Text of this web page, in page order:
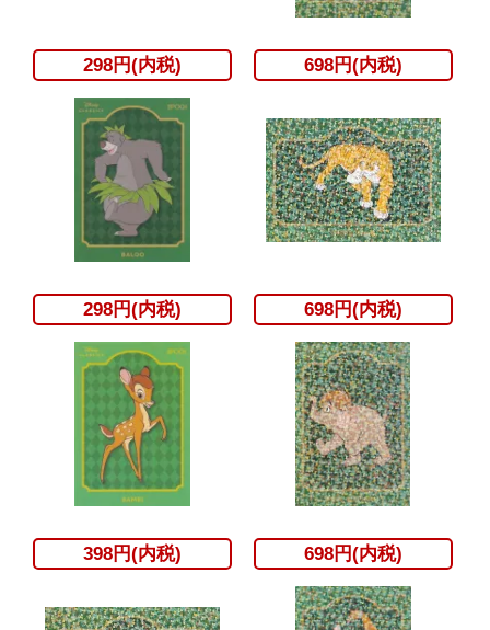
298円(内税) 698円(内税)
298円(内税) 698円(内税)
398円(内税) 698円(内税)